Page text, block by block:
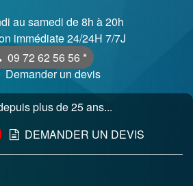
au samedi de 8h à 20h
immédiate 24/24H 7/7J
09 72 62 56 56 *
Demander un devis
plus de 25 ans...
DEMANDER UN DEVIS